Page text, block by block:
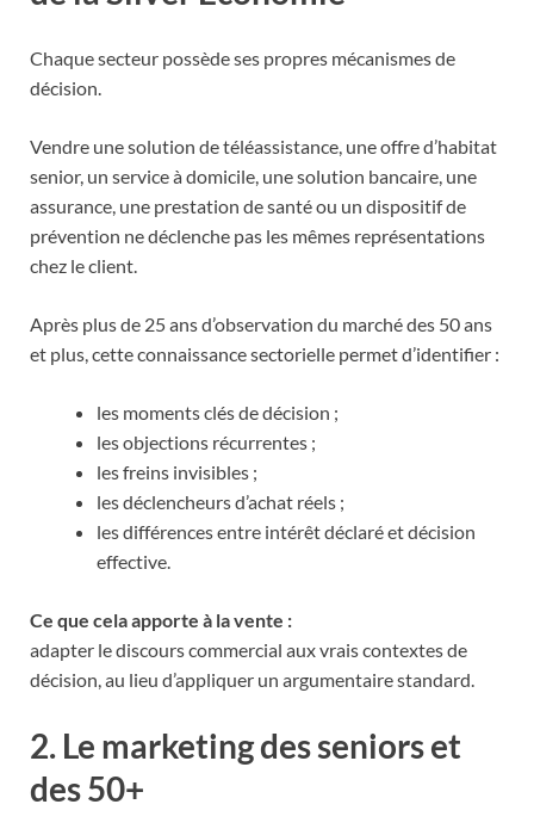
Chaque secteur possède ses propres mécanismes de
décision.
Vendre une solution de téléassistance, une offre d’habitat
senior, un service à domicile, une solution bancaire, une
assurance, une prestation de santé ou un dispositif de
prévention ne déclenche pas les mêmes représentations
chez le client.
Après plus de 25 ans d’observation du marché des 50 ans
et plus, cette connaissance sectorielle permet d’identifier :
les moments clés de décision ;
les objections récurrentes ;
les freins invisibles ;
les déclencheurs d’achat réels ;
les différences entre intérêt déclaré et décision
effective.
Ce que cela apporte à la vente :
adapter le discours commercial aux vrais contextes de
décision, au lieu d’appliquer un argumentaire standard.
2. Le marketing des seniors et
des 50+